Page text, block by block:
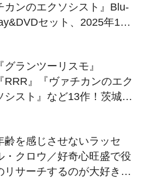
カンのエクソシスト』Blu-
セット、2025年1月8
『グランツーリスモ』
『RRR』『ヴァチカンのエク
シスト』など13作！茨城・
齢を感じさせないラッセ
・クロウ／好奇心旺盛で役
リサーチするのが大好き